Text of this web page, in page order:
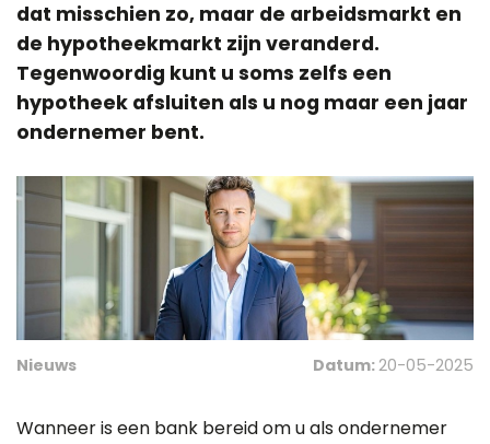
dat misschien zo, maar de arbeidsmarkt en
de hypotheekmarkt zijn veranderd.
Tegenwoordig kunt u soms zelfs een
hypotheek afsluiten als u nog maar een jaar
ondernemer bent.
Nieuws Datum:20-05-2025
Wanneer is een bank bereid om u als ondernemer